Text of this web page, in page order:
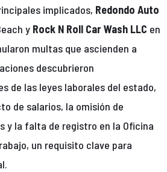
implicados, Redondo Auto
y Rock N Roll Car Wash LLC en
multas que ascienden a
descubrieron
de las leyes laborales del estado,
de salarios, la omisión de
y la falta de registro en la Oficina
un requisito clave para